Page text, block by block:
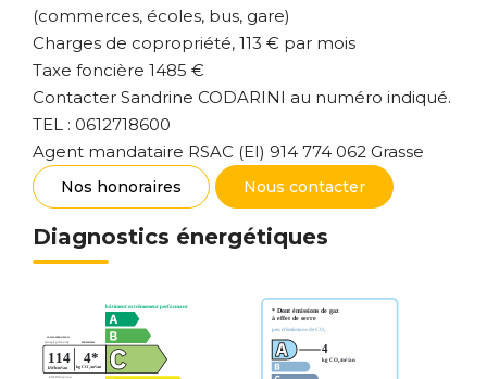
(commerces, écoles, bus, gare)
Charges de copropriété, 113 € par mois
Taxe foncière 1485 €
Contacter Sandrine CODARINI au numéro indiqué.
TEL : 0612718600
Agent mandataire RSAC (EI) 914 774 062 Grasse
Nos honoraires Nous contacter
Diagnostics énergétiques